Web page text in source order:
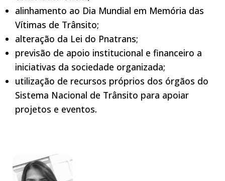
alinhamento ao Dia Mundial em Memória das
Vítimas de Trânsito;
alteração da Lei do Pnatrans;
previsão de apoio institucional e financeiro a
iniciativas da sociedade organizada;
utilização de recursos próprios dos órgãos do
Sistema Nacional de Trânsito para apoiar
projetos e eventos.